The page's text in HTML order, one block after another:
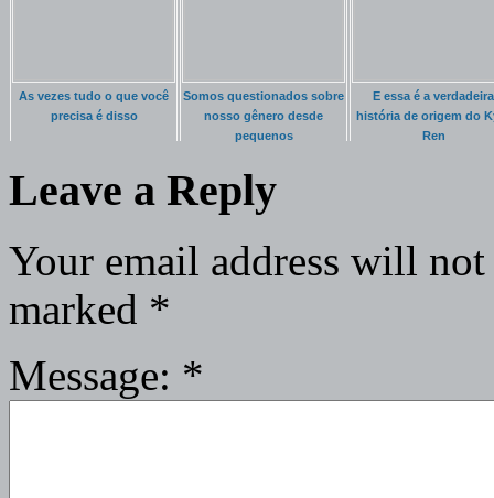
As vezes tudo o que você
precisa é disso
Somos questionados sobre
nosso gênero desde
pequenos
E essa é a verdadeira
história de origem do
Ren
Leave a Reply
Your email address will
marked *
Message: *